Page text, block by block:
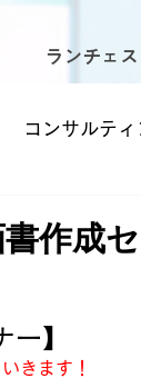
ランチェ
コンサルティ
作成
ー】
きます！